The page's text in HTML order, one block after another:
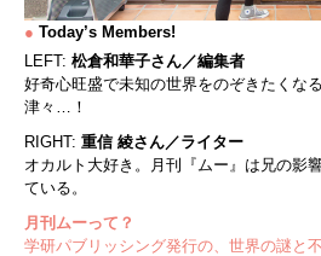
● Today’s Members!
LEFT: 松倉和華子さん／編集者
好奇心旺盛で未知の世界をのぞきたくな
津々…！
RIGHT: 重信 綾さん／ライター
オカルト大好き。月刊『ムー』は兄の影
ている。
月刊ムーって？
学研パブリッシング発行の、世界の謎と